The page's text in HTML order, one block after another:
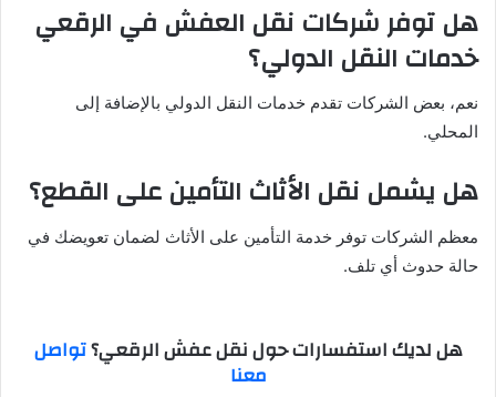
هل توفر شركات نقل العفش في الرقعي
خدمات النقل الدولي؟
نعم، بعض الشركات تقدم خدمات النقل الدولي بالإضافة إلى
المحلي.
هل يشمل نقل الأثاث التأمين على القطع؟
معظم الشركات توفر خدمة التأمين على الأثاث لضمان تعويضك في
حالة حدوث أي تلف.
هل لديك استفسارات حول نقل عفش الرقعي؟تواصل
معنا